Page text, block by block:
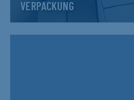
VERPACKUNG